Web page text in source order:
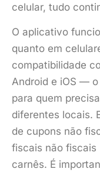
celular, tudo
O aplicativo
quanto em
compatibilidade
Android e iOS —
para quem
diferentes locais.
de cupons não
fiscais não fiscais
carnês. É